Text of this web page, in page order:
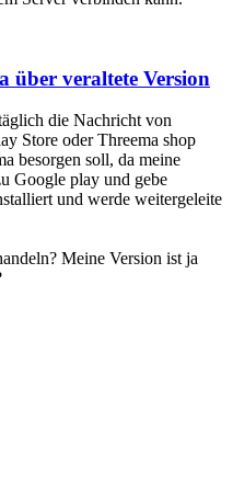
über veraltete Version
die Nachricht von
Store oder Threema shop
besorgen soll, da meine
Google play und gebe
und werde weitergeleite
Meine Version ist ja